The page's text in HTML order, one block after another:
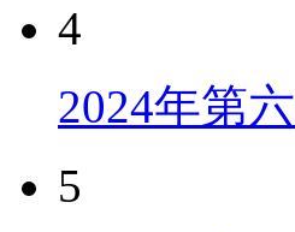
4
2024年第
5